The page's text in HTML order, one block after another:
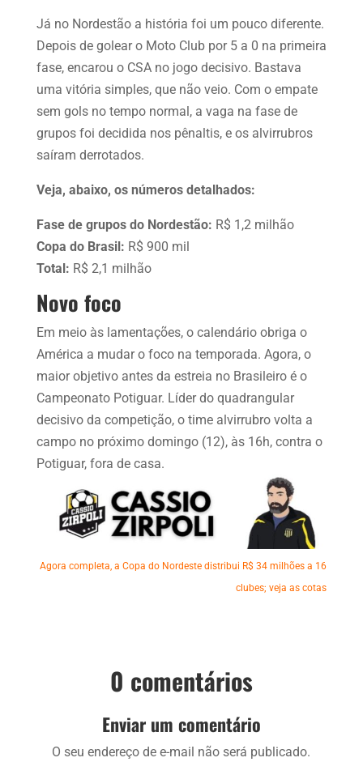
Já no Nordestão a história foi um pouco diferente.
Depois de golear o Moto Club por 5 a 0 na primeira
fase, encarou o CSA no jogo decisivo. Bastava
uma vitória simples, que não veio. Com o empate
sem gols no tempo normal, a vaga na fase de
grupos foi decidida nos pênaltis, e os alvirrubros
saíram derrotados.
Veja, abaixo, os números detalhados:
Fase de grupos do Nordestão: R$ 1,2 milhão
Copa do Brasil: R$ 900 mil
Total: R$ 2,1 milhão
Novo foco
Em meio às lamentações, o calendário obriga o
América a mudar o foco na temporada. Agora, o
maior objetivo antes da estreia no Brasileiro é o
Campeonato Potiguar. Líder do quadrangular
decisivo da competição, o time alvirrubro volta a
campo no próximo domingo (12), às 16h, contra o
Potiguar, fora de casa.
Agora completa, a Copa do Nordeste distribui R$ 34 milhões a 16
clubes; veja as cotas
0 comentários
Enviar um comentário
O seu endereço de e-mail não será publicado.